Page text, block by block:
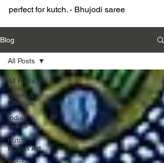
perfect for kutch. - Bhujodi saree
Blog
All Posts
Travel &
Lifestyle
Indian
Textile
Kutch
Rogan Art
All Posts